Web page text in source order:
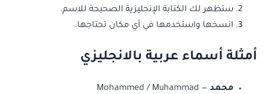
ستظهر لك الكتابة الإنجليزية الصحيحة للاسم.
انسخها واستخدمها في أي مكان تحتاجها.
أمثلة أسماء عربية بالانجليزي
محمد — Mohammed / Muhammad